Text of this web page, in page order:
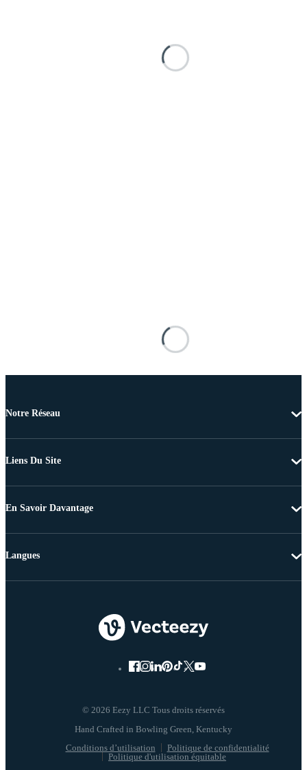
Notre Réseau
Liens Du Site
En Savoir Davantage
© 2026 Eezy LLC Tous droits réservés
Conditions d’utilisation
Politique de confidentialité
Politique d'utilisation équitable
Langues